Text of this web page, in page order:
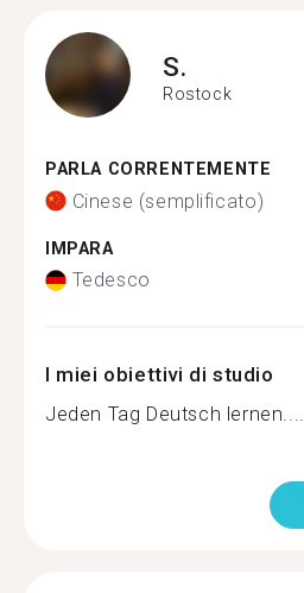
S.
Rostock
PARLA CORRENTEMENTE
Cinese (semplificato)
IMPARA
Tedesco
I miei obiettivi di studio
Jeden Tag Deutsch lernen....